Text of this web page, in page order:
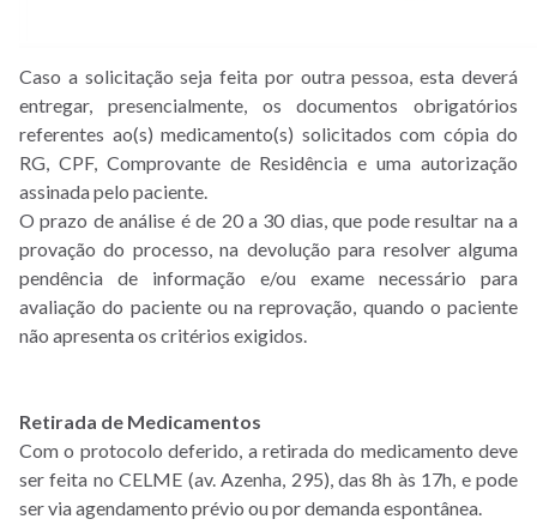
Caso a solicitação seja feita por outra pessoa, esta deverá
entregar, presencialmente, os documentos obrigatórios
referentes ao(s) medicamento(s) solicitados com cópia do
RG, CPF, Comprovante de Residência e uma autorização
assinada pelo paciente.
O prazo de análise é de 20 a 30 dias, que pode resultar na a
provação do processo, na devolução para resolver alguma
pendência de informação e/ou exame necessário para
avaliação do paciente ou na reprovação, quando o paciente
não apresenta os critérios exigidos.
Retirada de Medicamentos
Com o protocolo deferido, a retirada do medicamento deve
ser feita no CELME (av. Azenha, 295), das 8h às 17h, e pode
ser via agendamento prévio ou por demanda espontânea.